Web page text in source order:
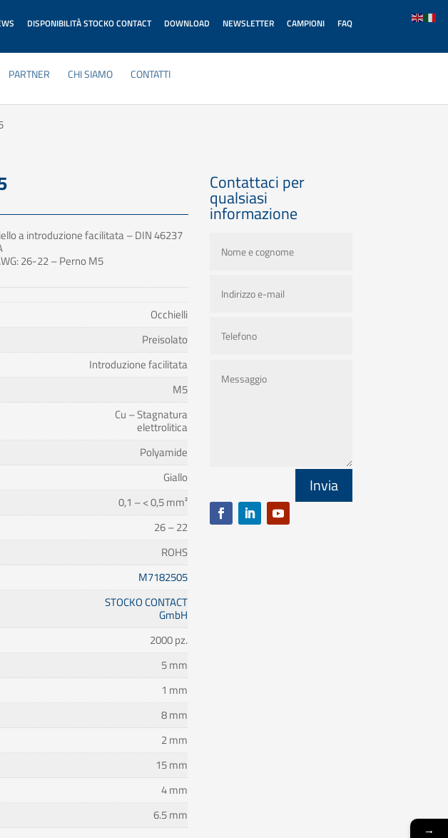
DISPONIBILITÀ STOCKO CONTACT DOWNLOAD NEWSLETTER CAMPIONI FAQ
PARTNER CHI SIAMO
CONTATTI
a introduzione facilitata – DIN 46237
26-22 – Perno M5
Occhielli
Preisolato
Introduzione facilitata
M5
Cu – Stagnatura
elettrolitica
Polyamide
Giallo
0,1 – < 0,5 mm²
26 – 22
ROHS
M7182505
STOCKO CONTACT
GmbH
2000 pz.
5 mm
1 mm
8 mm
2 mm
15 mm
4 mm
6.5 mm
Contattaci per
qualsiasi
informazione
Invia
→